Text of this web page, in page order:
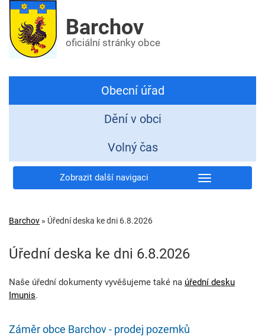
Barchov
oficiální stránky obce
Obecní úřad
Dění v obci
Volný čas
Zobrazit další navigaci
Barchov » Úřední deska ke dni 6.8.2026
Úřední deska ke dni 6.8.2026
Naše úřední dokumenty vyvěšujeme také na úřední desku
Imunis.
Záměr obce Barchov - prodej pozemků